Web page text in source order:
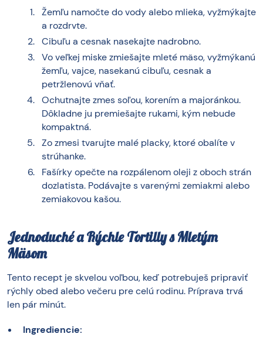
Žemľu namočte do vody alebo mlieka, vyžmýkajte
a rozdrvte.
Cibuľu a cesnak nasekajte nadrobno.
Vo veľkej miske zmiešajte mleté mäso, vyžmýkanú
žemľu, vajce, nasekanú cibuľu, cesnak a
petržlenovú vňať.
Ochutnajte zmes soľou, korením a majoránkou.
Dôkladne ju premiešajte rukami, kým nebude
kompaktná.
Zo zmesi tvarujte malé placky, ktoré obalíte v
strúhanke.
Fašírky opečte na rozpálenom oleji z oboch strán
dozlatista. Podávajte s varenými zemiakmi alebo
zemiakovou kašou.
Jednoduché a Rýchle Tortilly s Mletým
Mäsom
Tento recept je skvelou voľbou, keď potrebuješ pripraviť
rýchly obed alebo večeru pre celú rodinu. Príprava trvá
len pár minút.
Ingrediencie: